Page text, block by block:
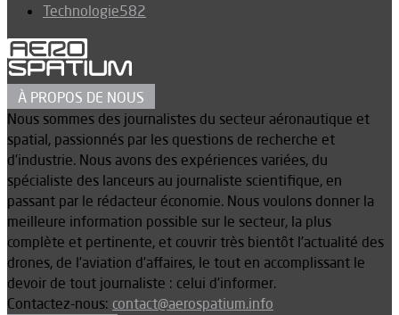
Technologie582
À PROPOS DE NOUS
Nous sommes des journalistes du secteur aéronautique et
spatial, passionnés par les questions de recherche et
d’industrie. Nous avons des expériences variées, du
spécialiste des lanceurs au journaliste scientifique, en
passant par le rédacteur économie. Nous voulons donner la
meilleure information possible sur le secteur, la plus
complète et pertinente, et couvrir très bientôt l’actualité des
drones, de l’aviation d’affaires, le tout en accomplissant le
devoir de tout journaliste : celui d’informer.
Contactez-nous: contact@aerospatium.info